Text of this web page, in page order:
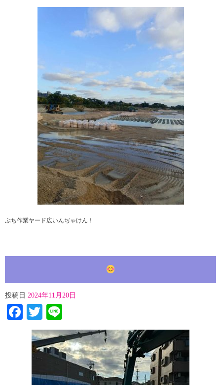
ぶち作業ヤード広いんぢゃけん！
投稿日 2024年11月20日
Facebook
Twitter